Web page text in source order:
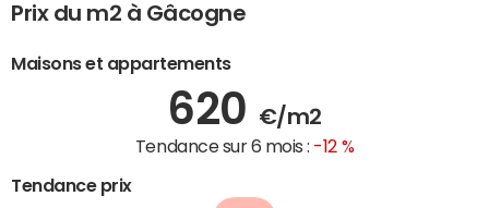
Prix du m2 à Gâcogne
Maisons et appartements
620 €/m2
Tendance sur 6 mois : -12 %
Tendance prix